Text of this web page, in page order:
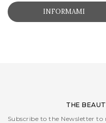
INFORMAMI
THE
Subscribe to the Newsletter to